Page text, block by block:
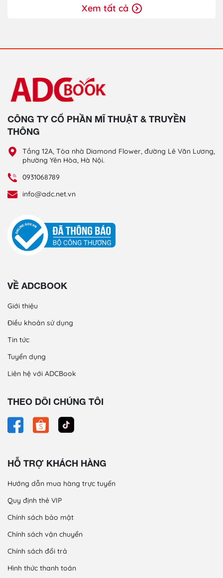
Xem tất cả
CÔNG TY CỔ PHẦN MĨ THUẬT & TRUYỀN
THÔNG
Tầng 12A, Tòa nhà Diamond Flower, đường Lê Văn Lương,
phường Yên Hòa, Hà Nội.
0931068789
info@adc.net.vn
VỀ ADCBOOK
Giới thiệu
Điều khoản sử dụng
Tin tức
Tuyển dụng
Liên hệ với ADCBook
THEO DÕI CHÚNG TÔI
HỖ TRỢ KHÁCH HÀNG
Hướng dẫn mua hàng trực tuyến
Quy định thẻ VIP
Chính sách bảo mật
Chính sách vận chuyển
Chính sách đổi trả
Hình thức thanh toán